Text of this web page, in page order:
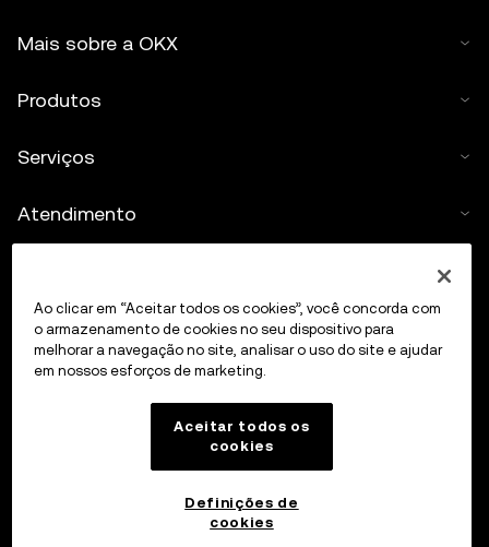
Mais sobre a OKX
Produtos
Serviços
Atendimento
Calculadora de cripto
Ao clicar em “Aceitar todos os cookies”, você concorda com
o armazenamento de cookies no seu dispositivo para
melhorar a navegação no site, analisar o uso do site e ajudar
em nossos esforços de marketing.
Aceitar todos os
cookies
Definições de
cookies